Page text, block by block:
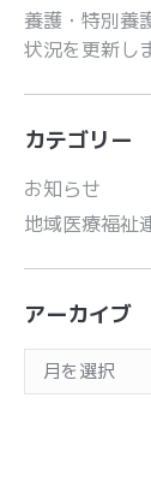
養護・特別養
状況を更新し
カテゴリー
お知らせ
地域医療福祉
アーカイブ
ー